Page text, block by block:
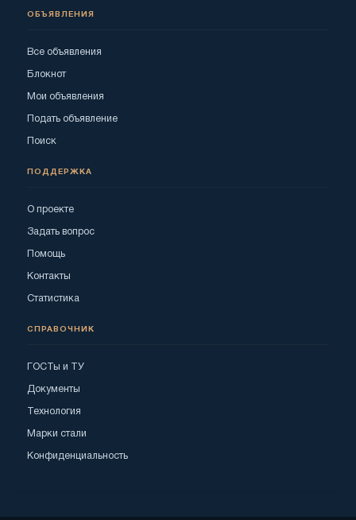
ОБЪЯВЛЕНИЯ
Все объявления
Блокнот
Мои объявления
Подать объявление
Поиск
ПОДДЕРЖКА
О проекте
Задать вопрос
Помощь
Контакты
Статистика
СПРАВОЧНИК
ГОСТы и ТУ
Документы
Технология
Марки стали
Конфиденциальность